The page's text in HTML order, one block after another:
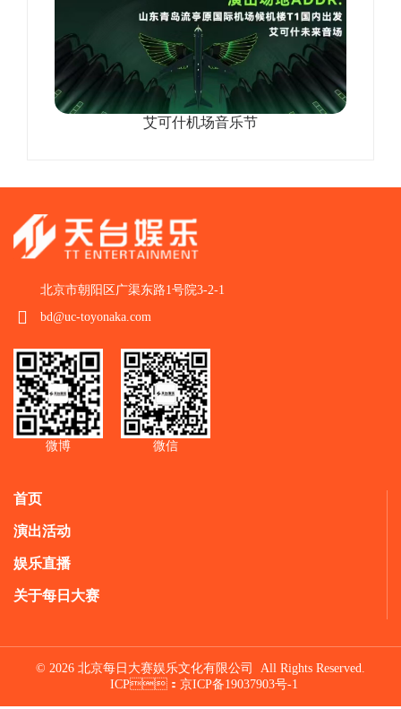
艾可什机场音乐节
北京市朝阳区广渠东路1号院3-2-1
bd@uc-toyonaka.com
微博 微信
首页
演出活动
娱乐直播
关于每日大赛
© 2026 北京每日大赛娱乐文化有限公司 All Rights Reserved.
ICP： 京ICP备19037903号-1